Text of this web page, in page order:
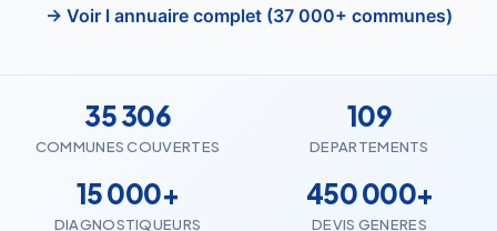
→ Voir l annuaire complet (37 000+ communes)
35 306
COMMUNES COUVERTES
109
DEPARTEMENTS
15 000+
DIAGNOSTIQUEURS
450 000+
DEVIS GENERES